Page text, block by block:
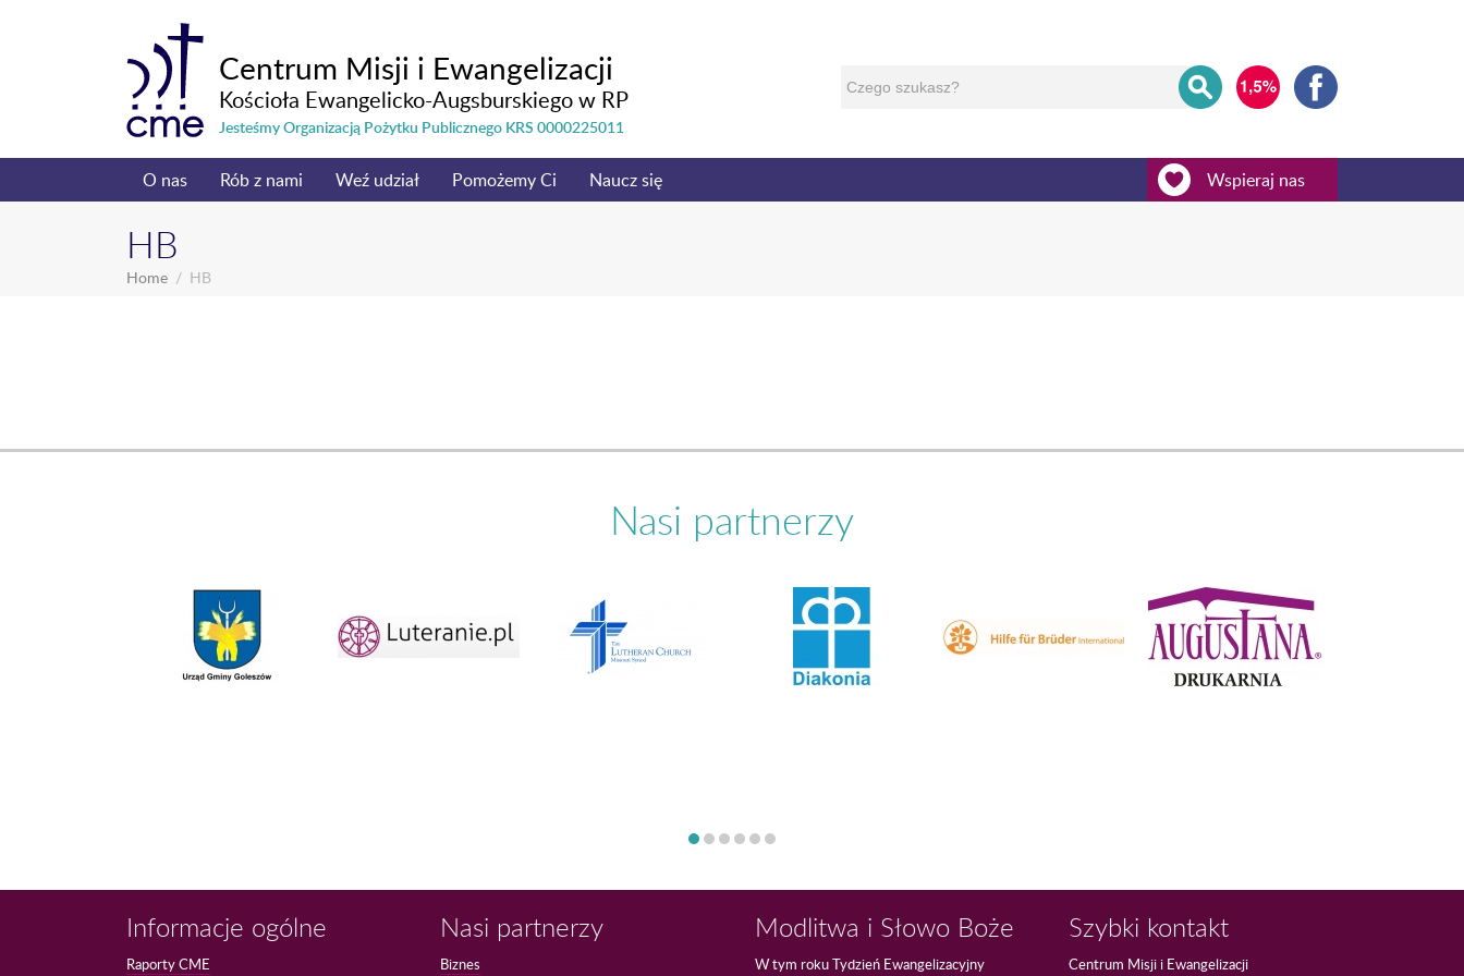
Centrum Misji i Ewangelizacji
Kościoła Ewangelicko-Augsburskiego w RP
Jesteśmy Organizacją Pożytku Publicznego KRS 0000225011
O nas Rób z nami Weź udział Pomożemy Ci Naucz się Wspieraj nas
HB
Home HB
Nasi partnerzy
Informacje ogólne
Raporty CME
Nasi partnerzy
Biznes
Modlitwa i Słowo Boże
W tym roku Tydzień Ewangelizacyjny
Szybki kontakt
Centrum Misji i Ewangelizacji